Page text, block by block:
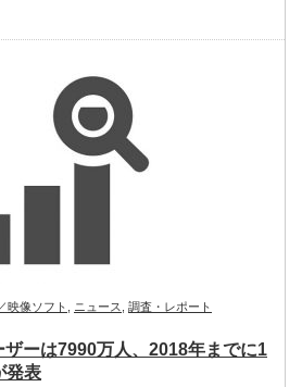
映像ソフト ニュース
調査・レポート
ーは7990万人、2018年までに1
発表